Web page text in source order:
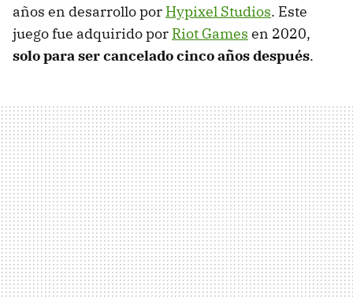
años en desarrollo por Hypixel Studios. Este
juego fue adquirido por Riot Games en 2020,
solo para ser cancelado cinco años después.